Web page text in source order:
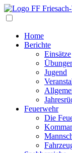
Home
Berichte
Einsätze
Jugend
Feuerwehr
Die